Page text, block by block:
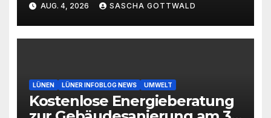
Handwerkskammer
Dortmund zu Gast in Lünen
AUG. 4, 2026 SASCHA GOTTWALD
LÜNEN LÜNER INFOBLOG NEWS UMWELT
Kostenlose Energieberatung